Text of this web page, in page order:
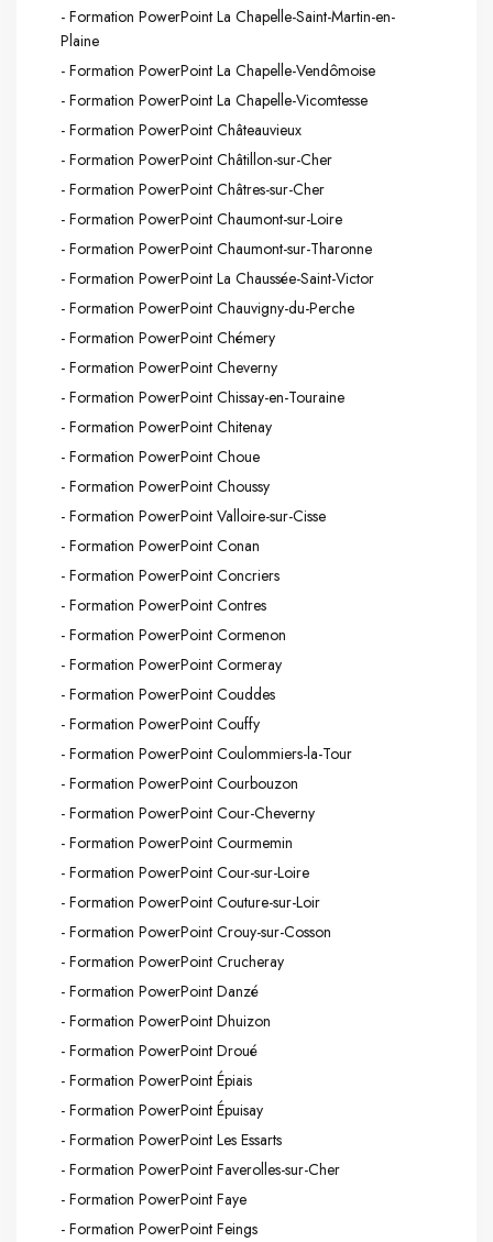
- Formation PowerPoint La Chapelle-Saint-Martin-en-
Plaine
- Formation PowerPoint La Chapelle-Vendômoise
- Formation PowerPoint La Chapelle-Vicomtesse
- Formation PowerPoint Châteauvieux
- Formation PowerPoint Châtillon-sur-Cher
- Formation PowerPoint Châtres-sur-Cher
- Formation PowerPoint Chaumont-sur-Loire
- Formation PowerPoint Chaumont-sur-Tharonne
- Formation PowerPoint La Chaussée-Saint-Victor
- Formation PowerPoint Chauvigny-du-Perche
- Formation PowerPoint Chémery
- Formation PowerPoint Cheverny
- Formation PowerPoint Chissay-en-Touraine
- Formation PowerPoint Chitenay
- Formation PowerPoint Choue
- Formation PowerPoint Choussy
- Formation PowerPoint Valloire-sur-Cisse
- Formation PowerPoint Conan
- Formation PowerPoint Concriers
- Formation PowerPoint Contres
- Formation PowerPoint Cormenon
- Formation PowerPoint Cormeray
- Formation PowerPoint Couddes
- Formation PowerPoint Couffy
- Formation PowerPoint Coulommiers-la-Tour
- Formation PowerPoint Courbouzon
- Formation PowerPoint Cour-Cheverny
- Formation PowerPoint Courmemin
- Formation PowerPoint Cour-sur-Loire
- Formation PowerPoint Couture-sur-Loir
- Formation PowerPoint Crouy-sur-Cosson
- Formation PowerPoint Crucheray
- Formation PowerPoint Danzé
- Formation PowerPoint Dhuizon
- Formation PowerPoint Droué
- Formation PowerPoint Épiais
- Formation PowerPoint Épuisay
- Formation PowerPoint Les Essarts
- Formation PowerPoint Faverolles-sur-Cher
- Formation PowerPoint Faye
- Formation PowerPoint Feings